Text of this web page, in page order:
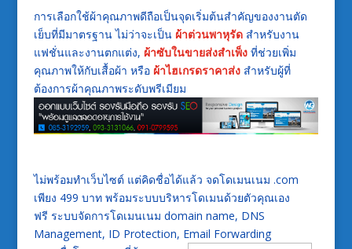
การเลือกใช้ผ้าคุณภาพดีถือเป็นจุดเริ่มต้นสำคัญของงานตัด
เย็บที่มีมาตรฐาน ไม่ว่าจะเป็น ผ้าต่วนพาหุรัดสำหรับงาน
แฟชั่นและงานตกแต่ง, ผ้าซับในขายส่งสำเพ็งที่ช่วยเพิ่ม
คุณภาพให้กับเสื้อผ้า หรือ ผ้าไฮเกรดราคาส่งสำหรับผู้ที่
ต้องการผ้าคุณภาพระดับพรีเมียม
ไม่พร้อมทำเว็บไซต์ แต่คิดชื่อได้แล้ว จดโดเมนเนม .com
เพียง 499 บาท พร้อมระบบบริหารโดเมนด้วยตัวคุณเอง
ฟรี ระบบจัดการโดเมนเนม domain name, DNS
Management, ID Protection, Email Forwarding